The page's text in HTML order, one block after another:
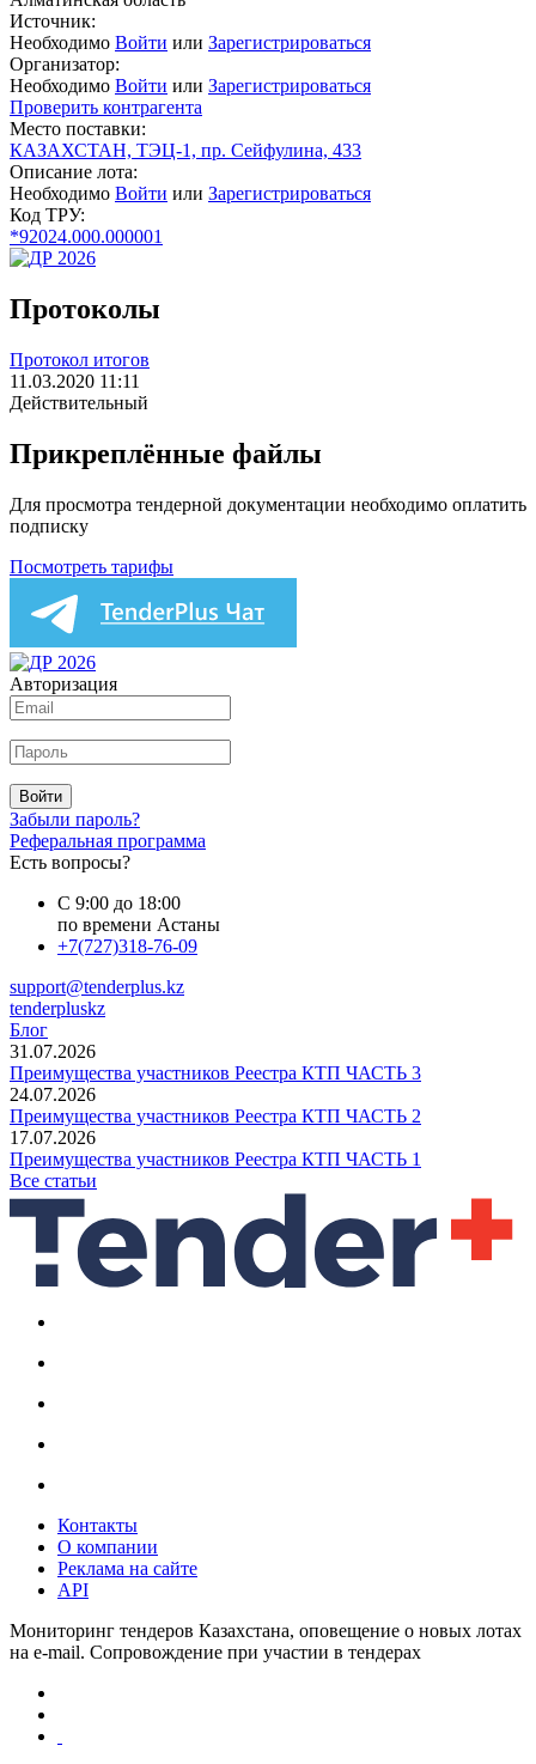
Источник:
Необходимо Войти или Зарегистрироваться
Организатор:
Необходимо Войти или Зарегистрироваться
Проверить контрагента
Место поставки:
КАЗАХСТАН, ТЭЦ-1, пр. Сейфулина, 433
Описание лота:
Необходимо Войти или Зарегистрироваться
Код ТРУ:
*92024.000.000001
Протоколы
Протокол итогов
11.03.2020 11:11
Действительный
Прикреплённые файлы
Для просмотра тендерной документации необходимо оплатить
подписку
Посмотреть тарифы
Авторизация
Войти
Забыли пароль?
Реферальная программа
Есть вопросы?
С 9:00 до 18:00
по времени Астаны
+7(727)318-76-09
support@tenderplus.kz
tenderpluskz
Блог
31.07.2026
Преимущества участников Реестра КТП ЧАСТЬ 3
24.07.2026
Преимущества участников Реестра КТП ЧАСТЬ 2
17.07.2026
Преимущества участников Реестра КТП ЧАСТЬ 1
Все статьи
Контакты
О компании
Реклама на сайте
API
Мониторинг тендеров Казахстана, оповещение о новых лотах
на e-mail. Сопровождение при участии в тендерах